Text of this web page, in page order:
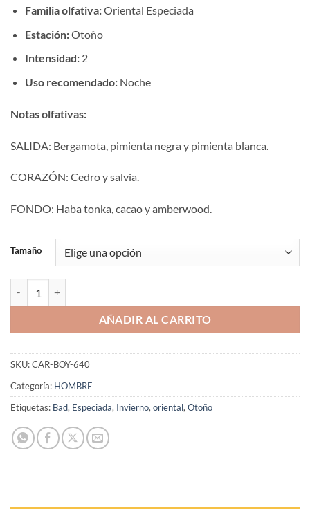
Familia olfativa:Oriental Especiada
Estación:Otoño
Intensidad:2
Uso recomendado:Noche
Notas olfativas:
SALIDA: Bergamota, pimienta negra y pimienta blanca.
CORAZÓN: Cedro y salvia.
FONDO: Haba tonka, cacao y amberwood.
Tamaño
AÑADIR AL CARRITO
SKU:CAR-BOY-640
Categoría: HOMBRE
Etiquetas: Bad, Especiada, Invierno, oriental, Otoño